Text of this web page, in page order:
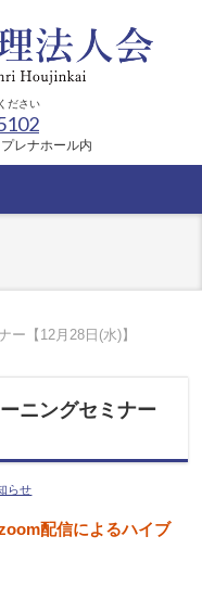
ださい
レナホール内
ー【12月28日(水)】
ニングセミナー
らせ
配信によるハイブ